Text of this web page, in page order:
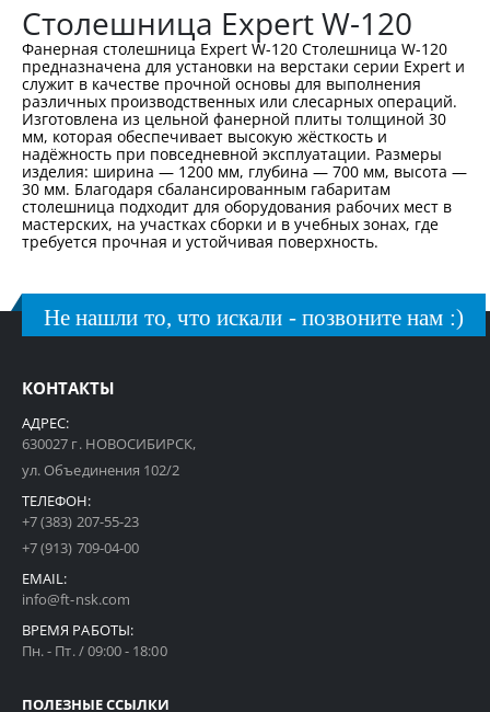
Столешница Expert W-120
Фанерная столешница Expert W-120 Столешница W-120
предназначена для установки на верстаки серии Expert и
служит в качестве прочной основы для выполнения
различных производственных или слесарных операций.
Изготовлена из цельной фанерной плиты толщиной 30
мм, которая обеспечивает высокую жёсткость и
надёжность при повседневной эксплуатации. Размеры
изделия: ширина — 1200 мм, глубина — 700 мм, высота —
30 мм. Благодаря сбалансированным габаритам
столешница подходит для оборудования рабочих мест в
мастерских, на участках сборки и в учебных зонах, где
требуется прочная и устойчивая поверхность.
Не нашли то, что искали - позвоните нам :)
КОНТАКТЫ
АДРЕС:
630027 г. НОВОСИБИРСК,
ул. Объединения 102/2
ТЕЛЕФОН:
+7 (383) 207-55-23
+7 (913) 709-04-00
EMAIL:
info@ft-nsk.com
ВРЕМЯ РАБОТЫ:
Пн. - Пт. / 09:00 - 18:00
ПОЛЕЗНЫЕ ССЫЛКИ